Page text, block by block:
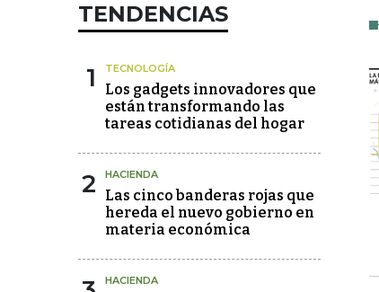
TENDENCIAS
1 TECNOLOGÍA
Los gadgets innovadores que
están transformando las
tareas cotidianas del hogar
2 HACIENDA
Las cinco banderas rojas que
hereda el nuevo gobierno en
materia económica
HACIENDA